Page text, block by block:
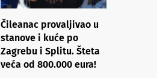
Čileanac provaljivao u
stanove i kuće po
Zagrebu i Splitu. Šteta
veća od 800.000 eura!